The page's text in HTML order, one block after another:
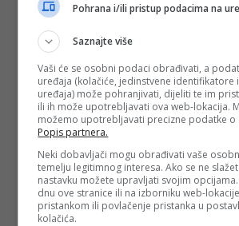
Pohrana i/ili pristup podacima na
Saznajte više
Vaši će se osobni podaci obrađivati, a
uređaja (kolačiće, jedinstvene identifikatore
uređaja) može pohranjivati, dijeliti te im
ili ih može upotrebljavati ova web-lokacija.
možemo upotrebljavati precizne podatke o
Popis partnera.
Neki dobavljači mogu obrađivati vaše
temelju legitimnog interesa. Ako se ne
nastavku možete upravljati svojim
dnu ove stranice ili na izborniku web-
pristankom ili povlačenje pristanka u
kolačića.